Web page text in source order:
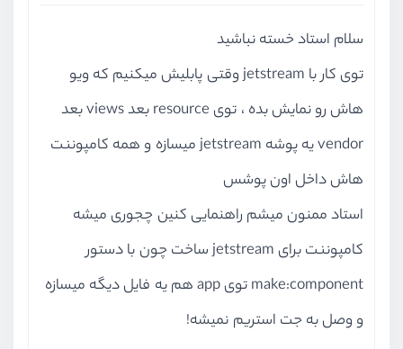
سلام استاد خسته نباشید
توی کار با jetstream وقتی پابلیش میکنیم که ویو
هاش رو نمایش بده ، توی resource بعد views بعد
vendor یه پوشه jetstream میسازه و همه کامپوننت
هاش داخل اون پوشس
استاد ممنون میشم راهنمایی کنین چجوری میشه
کامپوننت برای jetstream ساخت چون با دستور
make:component توی app هم یه فایل دیگه میسازه
و وصل به جت استریم نمیشه!